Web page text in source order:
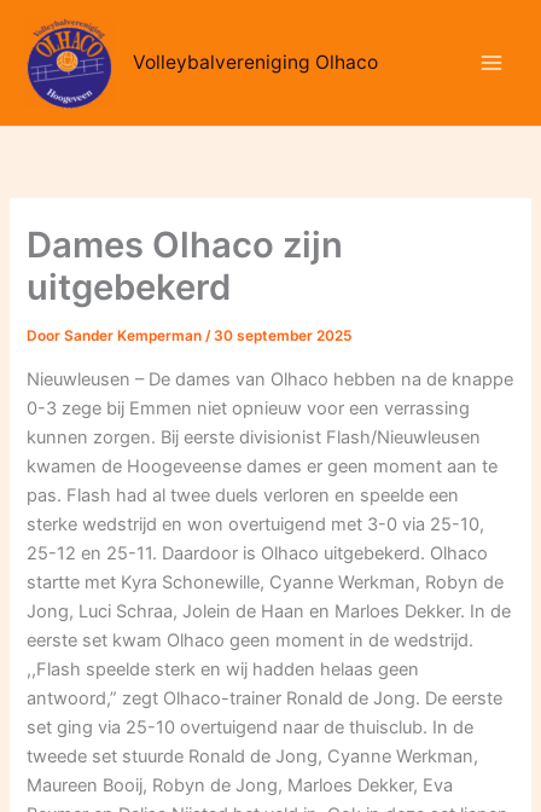
naar
inhoud
Volleybalvereniging Olhaco
Dames Olhaco zijn
uitgebekerd
DoorSander Kemperman/ 30 september 2025
Nieuwleusen – De dames van Olhaco hebben na de knappe
0-3 zege bij Emmen niet opnieuw voor een verrassing
kunnen zorgen. Bij eerste divisionist Flash/Nieuwleusen
kwamen de Hoogeveense dames er geen moment aan te
pas. Flash had al twee duels verloren en speelde een
sterke wedstrijd en won overtuigend met 3-0 via 25-10,
25-12 en 25-11. Daardoor is Olhaco uitgebekerd. Olhaco
startte met Kyra Schonewille, Cyanne Werkman, Robyn de
Jong, Luci Schraa, Jolein de Haan en Marloes Dekker. In de
eerste set kwam Olhaco geen moment in de wedstrijd.
,,Flash speelde sterk en wij hadden helaas geen
antwoord,” zegt Olhaco-trainer Ronald de Jong. De eerste
set ging via 25-10 overtuigend naar de thuisclub. In de
tweede set stuurde Ronald de Jong, Cyanne Werkman,
Maureen Booij, Robyn de Jong, Marloes Dekker, Eva